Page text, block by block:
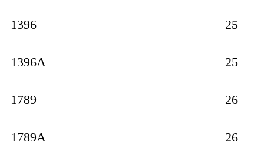
1396 25
1396A 25
1789 26
1789A 26